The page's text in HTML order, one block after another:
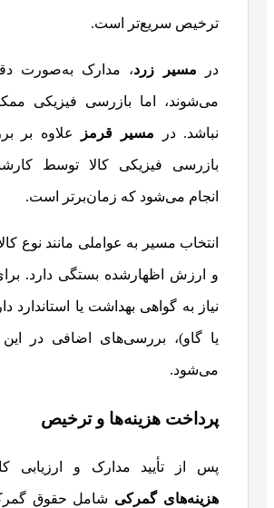
ترخیص سریع‌تر است.
در مسیر زرد، مدارک به‌صورت
می‌شوند، اما بازرسی فیزیکی
نباشد. در مسیر قرمز علاوه بر
بازرسی فیزیکی کالا توسط
انجام می‌شود که زمان‌برتر است.
انتخاب مسیر به عواملی مانند نوع
و ارزش اظهارشده بستگی دارد.
نیاز به گواهی بهداشت یا استاندارد
یا گاو)، بررسی‌های اضافی در این
می‌شود.
پرداخت هزینه‌ها و ترخیص
پس از تأیید مدارک و ارزیابی
هزینه‌های گمرکی